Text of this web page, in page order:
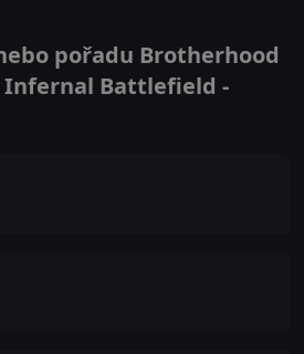
pořadu Brotherhood
Infernal Battlefield -